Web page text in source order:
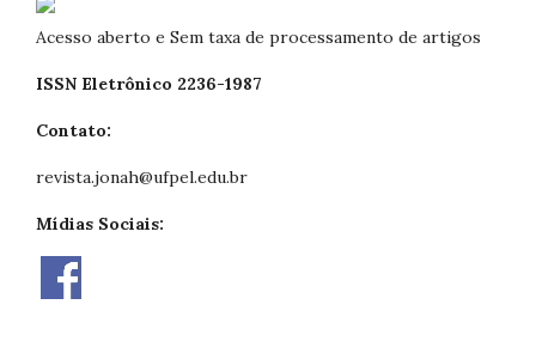
Acesso aberto e Sem taxa de processamento de artigos
ISSN Eletrônico 2236-1987
Contato:
revista.jonah@ufpel.edu.br
Mídias Sociais: